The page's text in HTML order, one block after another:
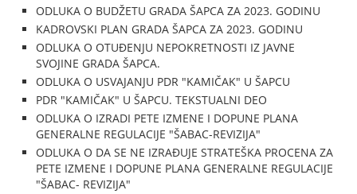
ODLUKA O BUDŽETU GRADA ŠAPCA ZA 2023. GODINU
KADROVSKI PLAN GRADA ŠAPCA ZA 2023. GODINU
ODLUKA O OTUĐENJU NEPOKRETNOSTI IZ JAVNE
SVOJINE GRADA ŠAPCA.
ODLUKA O USVAJANJU PDR "KAMIČAK" U ŠAPCU
PDR "KAMIČAK" U ŠAPCU. TEKSTUALNI DEO
ODLUKA O IZRADI PETE IZMENE I DOPUNE PLANA
GENERALNE REGULACIJE "ŠABAC-REVIZIJA"
ODLUKA O DA SE NE IZRAĐUJE STRATEŠKA PROCENA ZA
PETE IZMENE I DOPUNE PLANA GENERALNE REGULACIJE
"ŠABAC- REVIZIJA"